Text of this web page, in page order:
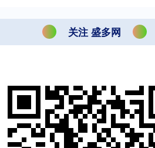
关注 盛多网